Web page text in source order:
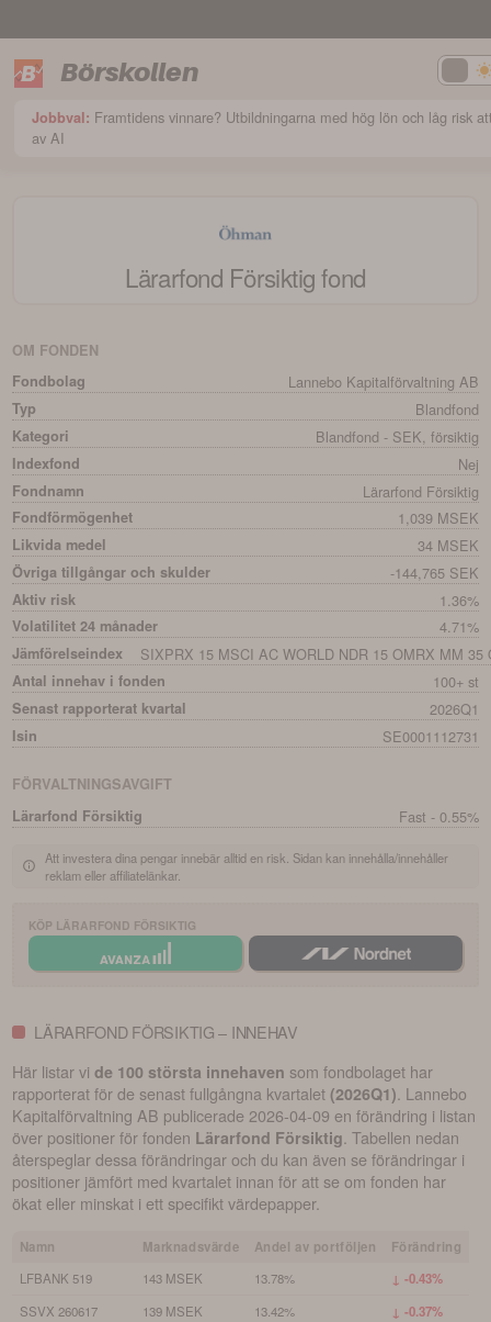
Börskollen
Jobbval: Framtidens vinnare? Utbildningarna med hög lön och låg risk
av AI
Lärarfond Försiktigfond
OM FONDEN
Fondbolag
Lannebo Kapitalförvaltning AB
Typ Blandfond
Kategori Blandfond - SEK, försiktig
Indexfond Nej
Fondnamn Lärarfond Försiktig
Fondförmögenhet 1,039 MSEK
Likvida medel 34 MSEK
Övriga tillgångar och skulder -144,765 SEK
Aktiv risk 1.36%
Volatilitet 24 månader 4.71%
Jämförelseindex SIXPRX 15 MSCI AC WORLD NDR 15 OMRX MM 35
Antal innehav i fonden 100+ st
Senast rapporterat kvartal 2026Q1
Isin SE0001112731
FÖRVALTNINGSAVGIFT
Lärarfond Försiktig
Fast - 0.55%
Att investera dina pengar innebär alltid en risk. Sidan kan innehålla/innehåller
reklam eller affiliatelänkar.
KÖP LÄRARFOND FÖRSIKTIG
LÄRARFOND FÖRSIKTIG – INNEHAV
Här listar vide 100 största innehaven som fondbolaget har
rapporterat för de senast fullgångna kvartalet (2026Q1). Lannebo
Kapitalförvaltning AB publicerade2026-04-09 en förändring i listan
över positioner för fonden Lärarfond Försiktig. Tabellen nedan
återspeglar dessa förändringar och du kan även se förändringar i
positioner jämfört med kvartalet innan för att se om fonden har
ökat eller minskat i ett specifikt värdepapper.
Namn Marknadsvärde Andel av portföljen Förändring
LFBANK 519 143 MSEK 13.78% ↓ -0.43%
SSVX 260617 139 MSEK 13.42% ↓ -0.37%